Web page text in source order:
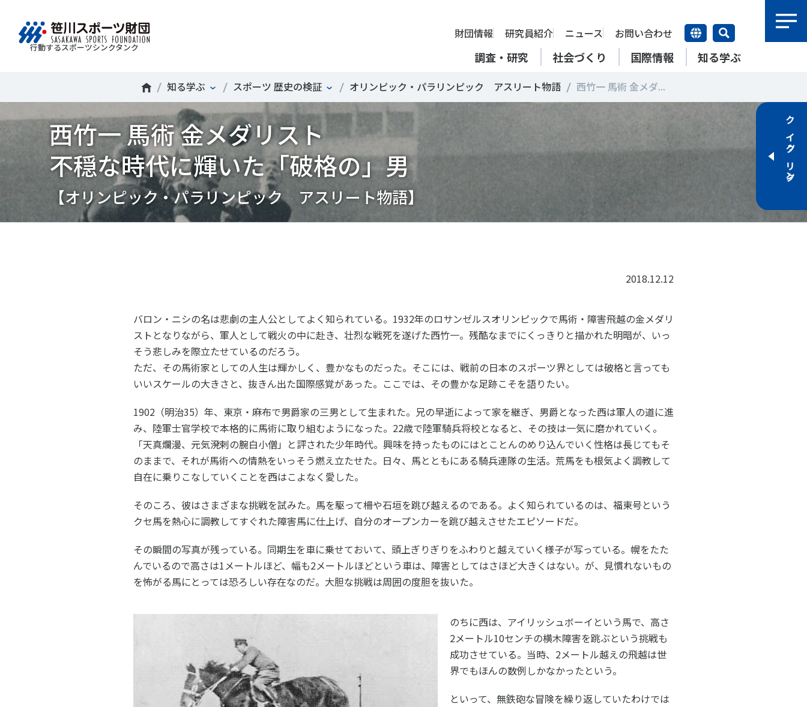
行動するスポーツシンクタンク
調査・研究 社会づくり 国際情報 知る学ぶ
財団情報 研究員紹介 ニュース お問い合わせ
財団情報
ミッション
理事長挨拶
組織
沿革
採用情報
情報公開
アクセス
SSF Guidebook
研究員紹介
研究員
上席特別研究員
特別研究員
社会づくり
自治体との連携
各教育機関との連携
セミナー
【動画】スポーツでアクティブなまちづくり
チャレンジデー
スポーツアカデミー
国際情報
諸外国のスポーツ政策
諸外国のスポーツ情報（アメリカ）
諸外国のスポーツ情報（カナダ）
諸外国のスポーツ情報（ブラジル）
諸外国のスポーツ情報（オーストラリア
ニュース
＃誰が子どものスポーツをささえるのか ＃部活動 ＃日本人の身体活動と健康寿命 ＃障害者スポーツ
＃競技人口 ＃高齢者スポーツ ＃差別とダイバーシティ
スポーツ政策・予算 健康とスポーツ
社会づくり
各教育機関との連携
スポーツ振興団体との連携
【動画】スポーツでアクティブ
なまちづくり
SPORT POLICY INCUBATOR ―
スポーツ政策の『卵』 ―
Sport Topics
スポーツ 歴史の検証
スポーツ辞典
Mission＆Visionの達成に向けさまざまな
研究調査活動を行います。客観的な分
析・研究に基づく実現性のある政策提言
につなげています。
スポーツライフ・データ
スポーツ白書
政策提言
子どものスポーツ
障害者スポーツ
スポーツによるまちづくり
スポーツ・ガバナンス
スポーツ政策・予算
健康とスポーツ
その他
調査一覧
【動画】スポーツでアクティブ
なまちづくり
新たな地域スポーツプラットフォーム
RSMO 地域スポーツ運営組織
運動部活動の実態と地域展開・
地域移行
自治体・スポーツ組織・企業・教育機関等と連携し、スポー
ツ推進計画の策定やスポーツ振興、地域課題の解決につなが
る取り組みを共同で実践しています。
アクティブシティ
自治体との連携
各教育機関との連携
スポーツ振興団体との連携
セミナー
【動画】スポーツでアクティブなまちづくり
チャレンジデー30年の取り組み
アクティブチャレンジ
スポーツ・ライフデータ
運動部活動の実態と地域展開・
地域移行
International information
「スポーツ・フォー・オール」の理念を共有する国際機関や
日本国外の組織との連携、国際会議での研究成果の発表など
を行います。また、諸外国のスポーツ政策の比較、研究、情
報収集に積極的に取り組んでいます。
国際機関との連携
諸外国のスポーツ政策
諸外国のスポーツ事情
SSF研究員による国際情報コラム
SSFの英語版WEBサイト
SSFとできること
自治体／行政機関の方へ
SSFとできること
研究機関／競技団体の方へ
日本のスポーツ政策についての論考、部
活動やこどもの運動実施率などのスポー
ツ界の諸問題に関するコラム、スポーツ
史に残る貴重な証言など、様々な読み物
コンテンツを作成し、スポーツの果たす
べき役割を考察しています。
運動部活動の実態と地域展開・地域
移行
スポーツ時事問題
SPORT TOPICS
障害者のスポーツの日常化
誰もがささえやすい子どものスポー
ツの環境づくり
スポーツ辞典
スポーツ 歴史の検証
SPORT POLICY INCUBATOR―スポ
ーツ政策の『卵』―
SSF BOOKS
広報・出版
投票・クイズ
新型コロナウイルスとスポーツ
SSFとできること
自治体／行政機関の方へ
SSFとできること
研究機関／競技団体の方へ
学生／大学生の方へ
クイックリンク
知る学ぶ スポーツ 歴史の検証 オリンピック・パラリンピック アスリート物語 西竹一 馬術 金メダ...
西竹一 馬術 金メダリスト
不穏な時代に輝いた「破格の」男
【オリンピック・パラリンピック アスリート物語】
2018.12.12
バロン・ニシの名は悲劇の主人公としてよく知られている。1932年のロサンゼルスオリンピックで馬術・障害飛越の金メダリ
ストとなりながら、軍人として戦火の中に赴き、壮烈な戦死を遂げた西竹一。残酷なまでにくっきりと描かれた明暗が、いっ
そう悲しみを際立たせているのだろう。
ただ、その馬術家としての人生は輝かしく、豊かなものだった。そこには、戦前の日本のスポーツ界としては破格と言っても
いいスケールの大きさと、抜きん出た国際感覚があった。ここでは、その豊かな足跡こそを語りたい。
1902（明治35）年、東京・麻布で男爵家の三男として生まれた。兄の早逝によって家を継ぎ、男爵となった西は軍人の道に進
み、陸軍士官学校で本格的に馬術に取り組むようになった。22歳で陸軍騎兵将校となると、その技は一気に磨かれていく。
「天真爛漫、元気溌剌の腕白小僧」と評された少年時代。興味を持ったものにはとことんのめり込んでいく性格は長じてもそ
のままで、それが馬術への情熱をいっそう燃え立たせた。日々、馬とともにある騎兵連隊の生活。荒馬をも根気よく調教して
自在に乗りこなしていくことを西はこよなく愛した。
そのころ、彼はさまざまな挑戦を試みた。馬を駆って柵や石垣を跳び越えるのである。よく知られているのは、福東号という
クセ馬を熱心に調教してすぐれた障害馬に仕上げ、自分のオープンカーを跳び越えさせたエピソードだ。
その瞬間の写真が残っている。同期生を車に乗せておいて、頭上ぎりぎりをふわりと越えていく様子が写っている。幌をたた
んでいるので高さは1メートルほど、幅も2メートルほどという車は、障害としてはさほど大きくはない。が、見慣れないもの
を怖がる馬にとっては恐ろしい存在なのだ。大胆な挑戦は周囲の度胆を抜いた。
のちに西は、アイリッシュボーイという馬で、高さ
2メートル10センチの横木障害を跳ぶという挑戦も
成功させている。当時、2メートル越えの飛越は世
界でもほんの数例しかなかったという。
といって、無鉄砲な冒険を繰り返していたわけでは